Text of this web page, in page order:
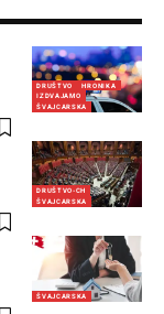
DRUŠTVO
HRONIKA
IZDVAJAMO
ŠVAJCARSKA
DRUŠTVO-CH
ŠVAJCARSKA
ŠVAJCARSKA